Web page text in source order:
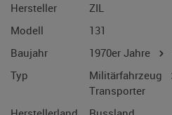
Hersteller
ZIL
Modell
131
Baujahr
1970er Jahre
Typ
Militärfahrzeug
Transporter